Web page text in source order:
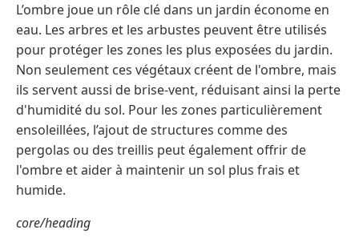
L’ombre joue un rôle clé dans un jardin économe en
eau. Les arbres et les arbustes peuvent être utilisés
pour protéger les zones les plus exposées du jardin.
Non seulement ces végétaux créent de l'ombre, mais
ils servent aussi de brise-vent, réduisant ainsi la perte
d'humidité du sol. Pour les zones particulièrement
ensoleillées, l’ajout de structures comme des
pergolas ou des treillis peut également offrir de
l'ombre et aider à maintenir un sol plus frais et
humide.
core/heading